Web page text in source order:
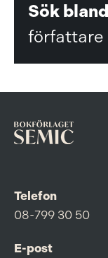
Sök
författare
Telefon
08-799 30 50
E-post